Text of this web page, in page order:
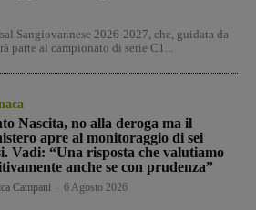
Sangiovannese 2026-2027, che, guidata da
parte al campionato di serie C1...
Nascita, no alla deroga ma il
apre al monitoraggio di sei
Vadi: “Una risposta che valutiamo
anche se con prudenza”
Campani 6 Agosto 2026